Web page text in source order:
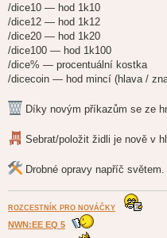
/dice10 — hod 1k10
/dice12 — hod 1k12
/dice20 — hod 1k20
/dice100 — hod 1k100
/dice% — procentuální kostka
/dicecoin — hod mincí (hlava /
Díky novým příkazům se ze
Sebrat/položit židli je nově v
Drobné opravy napříč světem.
ROZCESTNÍK PRO NOVÁČKY
NWN:EE EQ 5